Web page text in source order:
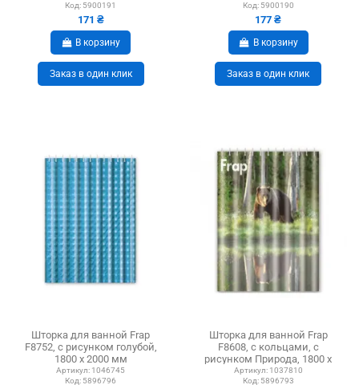
Код: 5900191
171 ₴
В корзину
Заказ в один клик
Код: 5900190
177 ₴
В корзину
Заказ в один клик
Шторка для ванной Frap
F8752, с рисунком голубой,
1800 х 2000 мм
Артикул: 1046745
Код: 5896796
Шторка для ванной Frap
F8608, с кольцами, с
рисунком Природа, 1800 х
1800 мм
Артикул: 1037810
Код: 5896793